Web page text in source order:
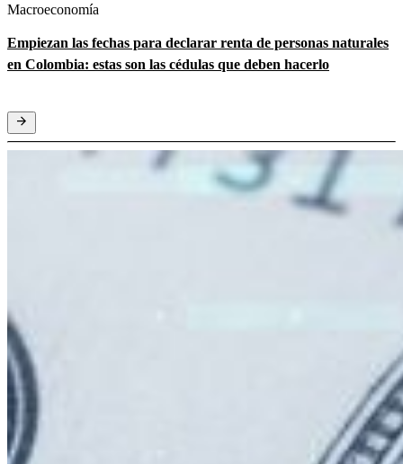
Macroeconomía
Empiezan las fechas para declarar renta de personas naturales
en Colombia: estas son las cédulas que deben hacerlo